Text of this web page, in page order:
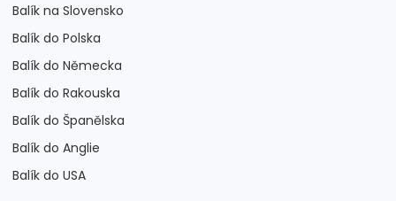
Balík na Slovensko
Balík do Polska
Balík do Německa
Balík do Rakouska
Balík do Španělska
Balík do Anglie
Balík do USA